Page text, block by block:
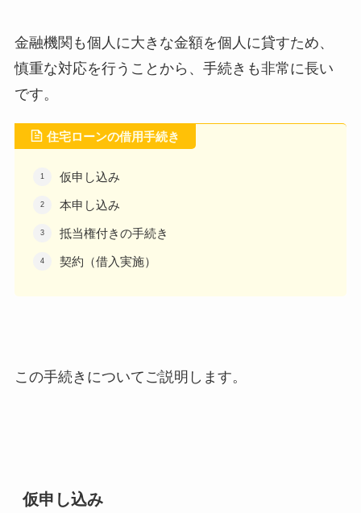
金融機関も個人に大きな金額を個人に貸すため、
慎重な対応を行うことから、手続きも非常に長い
です。
住宅ローンの借用手続き
仮申し込み
本申し込み
抵当権付きの手続き
契約（借入実施）
この手続きについてご説明します。
仮申し込み